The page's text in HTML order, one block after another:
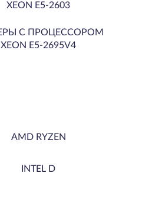
XEON E5-2603
С ПРОЦЕССОРОМ
XEON E5-2695V4
AMD RYZEN
INTEL D